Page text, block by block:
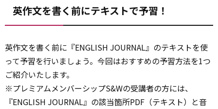
英作文を書く前にテキストで予習！
英作文を書く前に『ENGLISH JOURNAL』のテキストを使
って予習を行いましょう。今回はおすすめの予習方法を1つ
ご紹介いたします。
※プレミアムメンバーシップS&Wの受講者の方には、
『ENGLISH JOURNAL』の該当箇所PDF（テキスト）と音